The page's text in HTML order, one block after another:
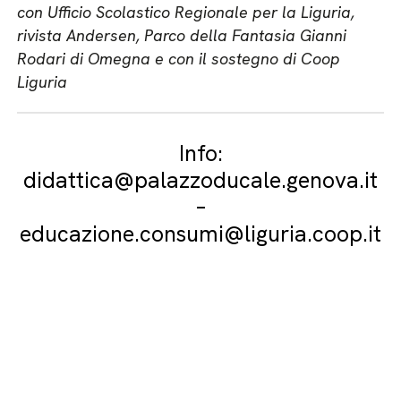
con Ufficio Scolastico Regionale per la Liguria,
rivista Andersen, Parco della Fantasia Gianni
Rodari di Omegna e con il sostegno di Coop
Liguria
Info:
didattica@palazzoducale.genova.it
–
educazione.consumi@liguria.coop.it